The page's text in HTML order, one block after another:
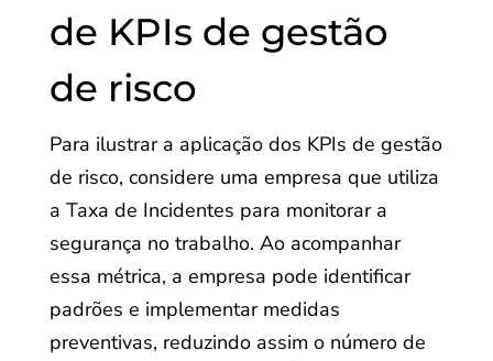
de KPIs de gestão
de risco
Para ilustrar a aplicação dos KPIs de gestão
de risco, considere uma empresa que utiliza
a Taxa de Incidentes para monitorar a
segurança no trabalho. Ao acompanhar
essa métrica, a empresa pode identificar
padrões e implementar medidas
preventivas, reduzindo assim o número de